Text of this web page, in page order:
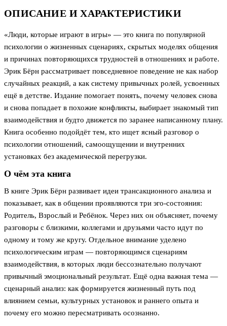
ОПИСАНИЕ И ХАРАКТЕРИСТИКИ
«Люди, которые играют в игры» — это книга по популярной
психологии о жизненных сценариях, скрытых моделях общения
и причинах повторяющихся трудностей в отношениях и работе.
Эрик Бёрн рассматривает повседневное поведение не как набор
случайных реакций, а как систему привычных ролей, усвоенных
ещё в детстве. Издание помогает понять, почему человек снова
и снова попадает в похожие конфликты, выбирает знакомый тип
взаимодействия и будто движется по заранее написанному плану.
Книга особенно подойдёт тем, кто ищет ясный разговор о
психологии отношений, самоощущении и внутренних
установках без академической перегрузки.
О чём эта книга
В книге Эрик Бёрн развивает идеи трансакционного анализа и
показывает, как в общении проявляются три эго-состояния:
Родитель, Взрослый и Ребёнок. Через них он объясняет, почему
разговоры с близкими, коллегами и друзьями часто идут по
одному и тому же кругу. Отдельное внимание уделено
психологическим играм — повторяющимся сценариям
взаимодействия, в которых люди бессознательно получают
привычный эмоциональный результат. Ещё одна важная тема —
сценарный анализ: как формируется жизненный путь под
влиянием семьи, культурных установок и раннего опыта и
почему его можно пересматривать осознанно.